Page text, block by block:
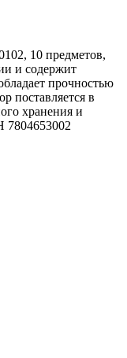
10 предметов,
и содержит
прочностью
поставляется в
хранения и